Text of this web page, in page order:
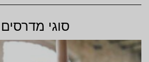
סוגי מדרסים